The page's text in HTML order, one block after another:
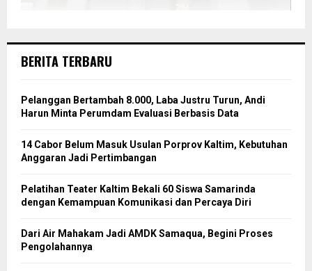
BERITA TERBARU
Pelanggan Bertambah 8.000, Laba Justru Turun, Andi
Harun Minta Perumdam Evaluasi Berbasis Data
14 Cabor Belum Masuk Usulan Porprov Kaltim, Kebutuhan
Anggaran Jadi Pertimbangan
Pelatihan Teater Kaltim Bekali 60 Siswa Samarinda
dengan Kemampuan Komunikasi dan Percaya Diri
Dari Air Mahakam Jadi AMDK Samaqua, Begini Proses
Pengolahannya